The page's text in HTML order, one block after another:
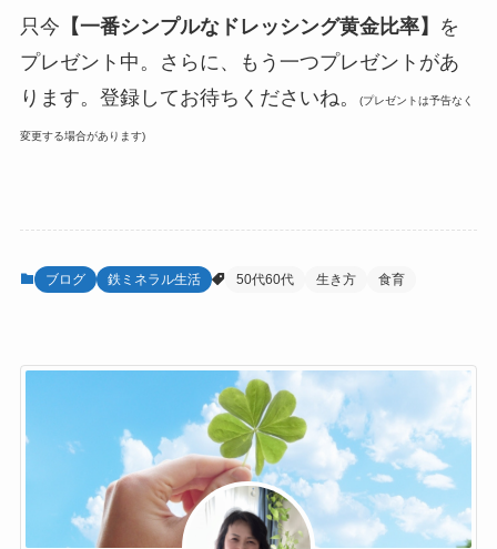
只今 【一番シンプルなドレッシング黄金比率】
を
プレゼント中。さらに、もう一つプレゼントがあ
ります。登録してお待ちくださいね。
(プレゼントは予告なく
変更する場合があります)
ブログ 鉄ミネラル生活 50代60代 生き方 食育